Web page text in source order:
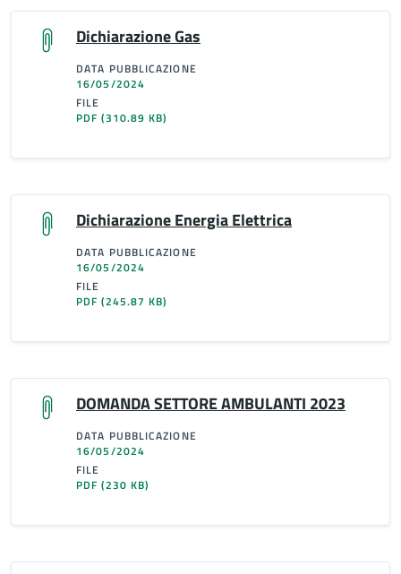
Dichiarazione Gas
DATA PUBBLICAZIONE
16/05/2024
FILE
PDF(310.89 KB)
Dichiarazione Energia Elettrica
DATA PUBBLICAZIONE
16/05/2024
FILE
PDF(245.87 KB)
DOMANDA SETTORE AMBULANTI 2023
DATA PUBBLICAZIONE
16/05/2024
FILE
PDF(230 KB)